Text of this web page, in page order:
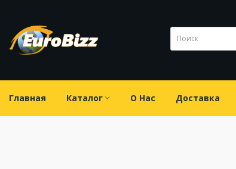
Главная Каталог О Нас Доставка